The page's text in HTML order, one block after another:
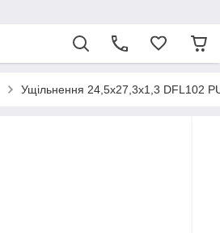
Ущільнення 24,5х27,3х1,3 DFL102